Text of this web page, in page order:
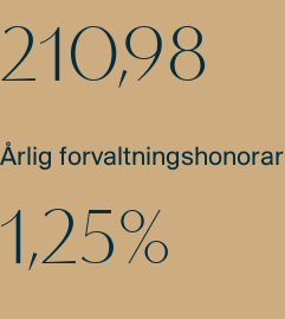
210,98
Årlig forvaltningshonorar
1,25%